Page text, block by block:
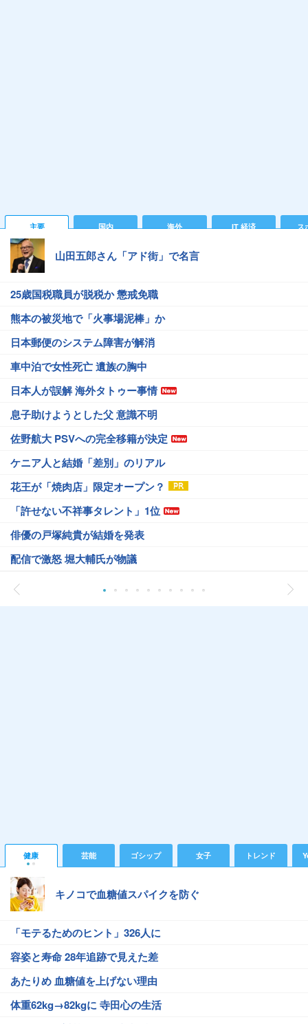
主要 国内 海外 IT 経済 ス
山田五郎さん「アド街」で名言
25歳国税職員が脱税か 懲戒免職
熊本の被災地で「火事場泥棒」か
日本郵便のシステム障害が解消
車中泊で女性死亡 遺族の胸中
日本人が誤解 海外タトゥー事情
息子助けようとした父 意識不明
佐野航大 PSVへの完全移籍が決定
ケニア人と結婚「差別」のリアル
花王が「焼肉店」限定オープン？
「許せない不祥事タレント」1位
俳優の戸塚純貴が結婚を発表
配信で激怒 堀大輔氏が物議
健康 芸能 ゴシップ 女子 トレンド
キノコで血糖値スパイクを防ぐ
「モテるためのヒント」326人に
容姿と寿命 28年追跡で見えた差
あたりめ 血糖値を上げない理由
体重62kg→82kgに 寺田心の生活